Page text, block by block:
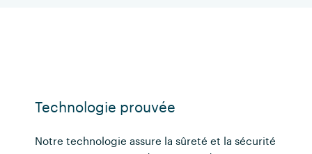
Technologie prouvée
Notre technologie assure la sûreté et la sécurité